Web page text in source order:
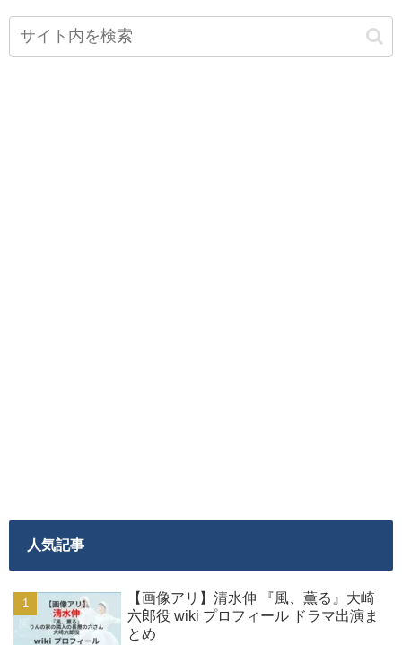
人気記事
【画像アリ】清水伸 『風、薫る』大崎
六郎役 wiki プロフィール ドラマ出演ま
とめ